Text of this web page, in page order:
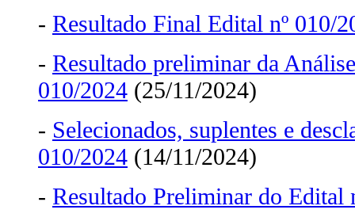
- Resultado Final Edital nº 010/
- Resultado preliminar da
010/2024 (25/11/2024)
- Selecionados, suplentes e
010/2024 (14/11/2024)
- Resultado Preliminar do Edital